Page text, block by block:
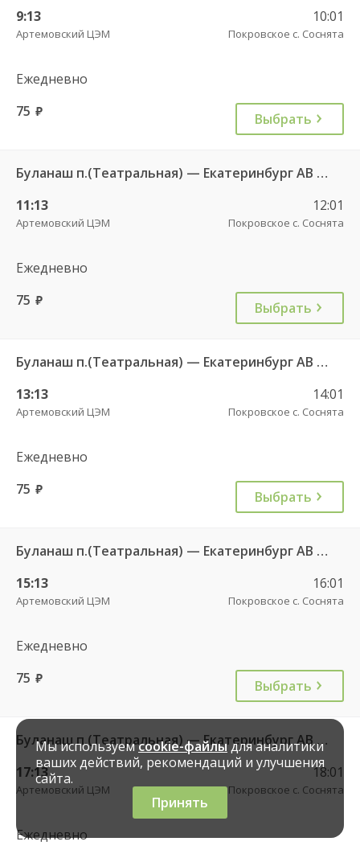
9:13
Артемовский ЦЭМ
10:01
Покровское с. Соснята
Ежедневно
75 руб. Выбрать
Буланаш п.(Театральная) — Екатеринбург АВ Северный 523
11:13
Артемовский ЦЭМ
12:01
Покровское с. Соснята
Ежедневно
75 руб. Выбрать
Буланаш п.(Театральная) — Екатеринбург АВ Северный 523
13:13
Артемовский ЦЭМ
14:01
Покровское с. Соснята
Ежедневно
75 руб. Выбрать
Буланаш п.(Театральная) — Екатеринбург АВ Северный 523
15:13
Артемовский ЦЭМ
16:01
Покровское с. Соснята
Ежедневно
75 руб. Выбрать
Буланаш п.(Театральная) — Екатеринбург АВ Северный 523
17:13
Артемовский ЦЭМ
18:01
Покровское с. Соснята
Ежедневно
Мы используемcookie-файлыдля аналитики
ваших действий, рекомендаций и улучшения
сайта.
Принять